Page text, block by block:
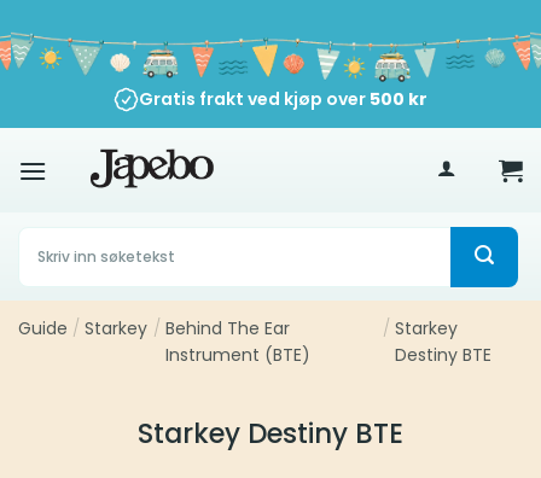
to
content
Gratis frakt ved kjøp over 500 kr
Søk
etter:
Guide / Starkey / Behind The Ear
Instrument (BTE)
/ Starkey
Destiny BTE
Starkey Destiny BTE